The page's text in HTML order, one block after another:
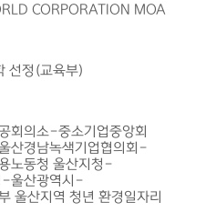
CORPORATION MOA
선정(교육부)
회의소-중소기업중앙회
산경남녹색기업협의회-
노동청 울산지청-
-울산광역시-
울산지역 청년 환경일자리